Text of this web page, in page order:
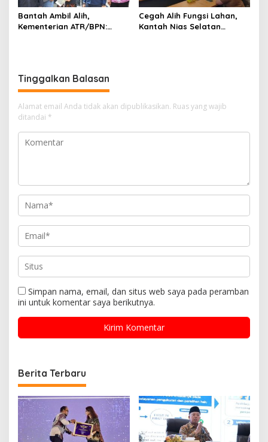
Bantah Ambil Alih,
Kementerian ATR/BPN:
Cegah Alih Fungsi Lahan,
Kantah Nias Selatan
Tinggalkan Balasan
Alamat email Anda tidak akan dipublikasikan. Ruas yang wajib
ditandai *
Simpan nama, email, dan situs web saya pada peramban
ini untuk komentar saya berikutnya.
Berita Terbaru